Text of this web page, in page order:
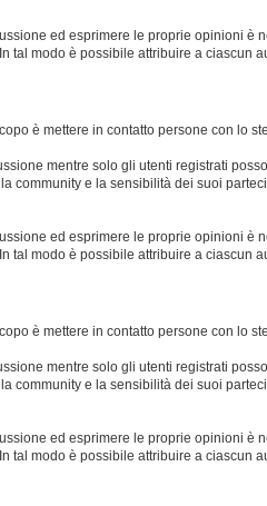
ed esprimere le proprie opinioni è
modo è possibile attribuire a ciascun
è mettere in contatto persone con lo
mentre solo gli utenti registrati
community e la sensibilità dei suoi
ed esprimere le proprie opinioni è
modo è possibile attribuire a ciascun
è mettere in contatto persone con lo
mentre solo gli utenti registrati
community e la sensibilità dei suoi
ed esprimere le proprie opinioni è
modo è possibile attribuire a ciascun